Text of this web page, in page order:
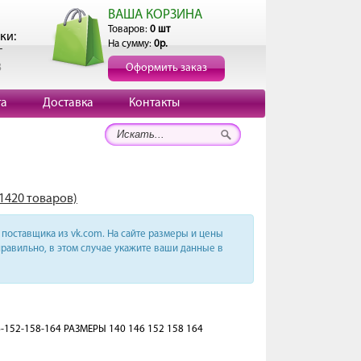
ВАША КОРЗИНА
Товаров: 0 шт
На сумму: 0р.
Оформить заказ
Доставка Контакты
товаров)
из vk.com. На сайте размеры и цены
в этом случае укажите ваши данные в
152-158-164 РАЗМЕРЫ 140 146 152 158 164